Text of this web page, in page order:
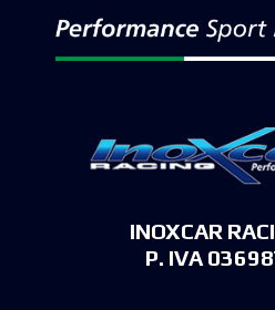
INOXCAR
P. IVA